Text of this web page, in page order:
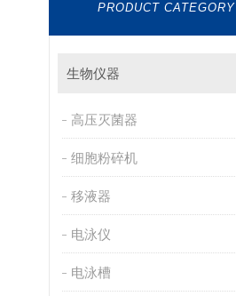
PRODUCT CATEGORY
生物仪器
高压灭菌器
细胞粉碎机
移液器
电泳仪
电泳槽